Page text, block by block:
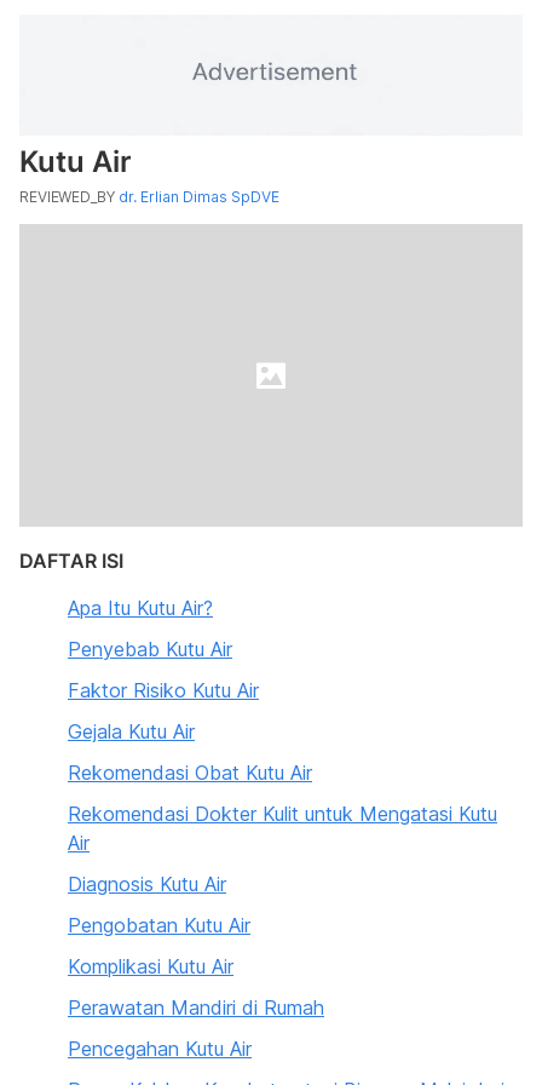
Kutu Air
REVIEWED_BY dr. Erlian Dimas SpDVE
DAFTAR ISI
Apa Itu Kutu Air?
Penyebab Kutu Air
Faktor Risiko Kutu Air
Gejala Kutu Air
Rekomendasi Obat Kutu Air
Rekomendasi Dokter Kulit untuk Mengatasi Kutu
Air
Diagnosis Kutu Air
Pengobatan Kutu Air
Komplikasi Kutu Air
Perawatan Mandiri di Rumah
Pencegahan Kutu Air